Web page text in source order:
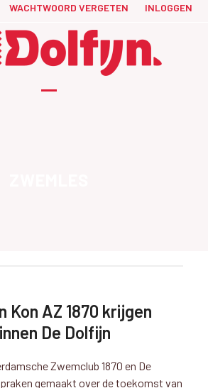
WACHTWOORD VERGETEN INLOGGEN
Kon AZ 1870 krijgen
De Dolfijn
Zwemclub 1870 en De
gemaakt over de toekomst van